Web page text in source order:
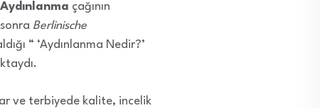
Aydınlanma çağının
Berlinische
“ ‘Aydınlanma Nedir?’
ve terbiyede kalite, incelik